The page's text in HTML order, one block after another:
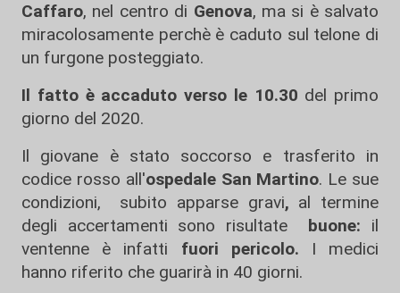
Caffaro, nel centro di Genova, ma si è salvato
miracolosamente perchè è caduto sul telone di
un furgone posteggiato.
Il fatto è accaduto verso le 10.30 del primo
giorno del 2020.
Il giovane è stato soccorso e trasferito in
codice rosso all'ospedale San Martino. Le sue
condizioni, subito apparse gravi, al termine
degli accertamenti sono risultate
buone: il
ventenne è infatti fuori pericolo. I medici
hanno riferito che guarirà in 40 giorni.